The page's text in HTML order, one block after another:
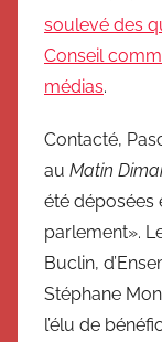
soulevé des
Conseil
médias.
Contacté,
au Matin
été déposées
parlement».
Buclin,
Stéphane
l’élu de